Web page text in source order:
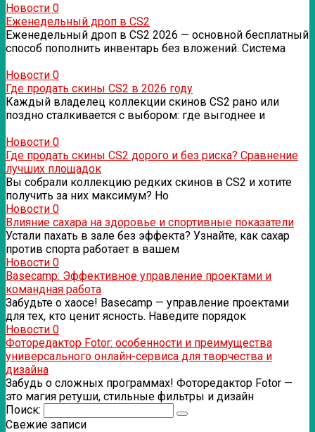
Новости 0
Еженедельный дроп в CS2
Еженедельный дроп в CS2 2026 — основной бесплатный
способ пополнить инвентарь без вложений. Система
Новости 0
Где продать скины CS2 в 2026 году
Каждый владелец коллекции скинов CS2 рано или
поздно сталкивается с выбором: где выгоднее и
Новости 0
Где продать скины CS2 дорого и без риска? Сравнение
лучших площадок
Вы собрали коллекцию редких скинов в CS2 и хотите
получить за них максимум? Но
Новости 0
Влияние сахара на здоровье и спортивные показатели
Устали пахать в зале без эффекта? Узнайте, как сахар
против спорта работает в вашем
Новости 0
Basecamp: Эффективное управление проектами и
командная работа
Забудьте о хаосе! Basecamp — управление проектами
для тех, кто ценит ясность. Наведите порядок
Новости 0
Фоторедактор Fotor: особенности и преимущества
универсального онлайн-сервиса для творчества и
дизайна
Забудь о сложных программах! Фоторедактор Fotor —
это магия ретуши, стильные фильтры и дизайн
Поиск:
Свежие записи